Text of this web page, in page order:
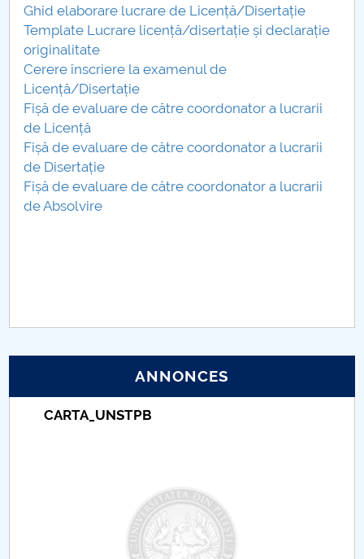
Université pour la communauté
Études doctorales
Comisie de etica unversitară
Evenimente CUP
Accesibilitate pentru studenții cu dizabilități
Chestionar angajabilitate ALUMNI – UPB
CAR2026
Centrul de cercetări ştiinţifice în domeniul
psihopedagogiei aplicate PRO-ED-EXPERT
Ghid elaborare lucrare de Licență/Disertație
Template Lucrare licență/disertație și declarație
originalitate
Cerere înscriere la examenul de
Licență/Disertație
Fișă de evaluare de către coordonator a lucrarii
de Licență
Fișă de evaluare de către coordonator a lucrarii
de Disertație
Fișă de evaluare de către coordonator a lucrarii
de Absolvire
ANNONCES
Taxe de școlarizare indexate – Centrul